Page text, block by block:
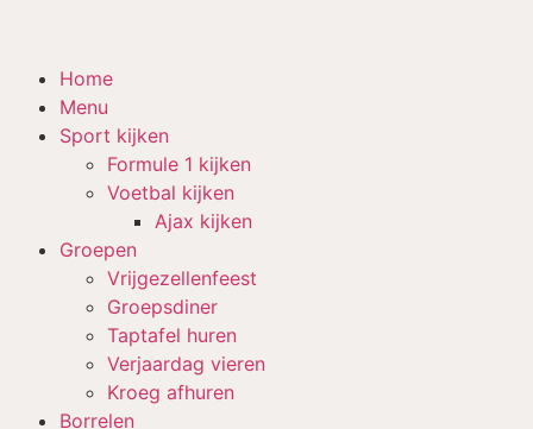
Home
Menu
Sport kijken
Formule 1 kijken
Voetbal kijken
Ajax kijken
Groepen
Vrijgezellenfeest
Groepsdiner
Taptafel huren
Verjaardag vieren
Kroeg afhuren
Borrelen